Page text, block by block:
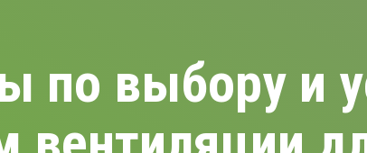
по выбору и